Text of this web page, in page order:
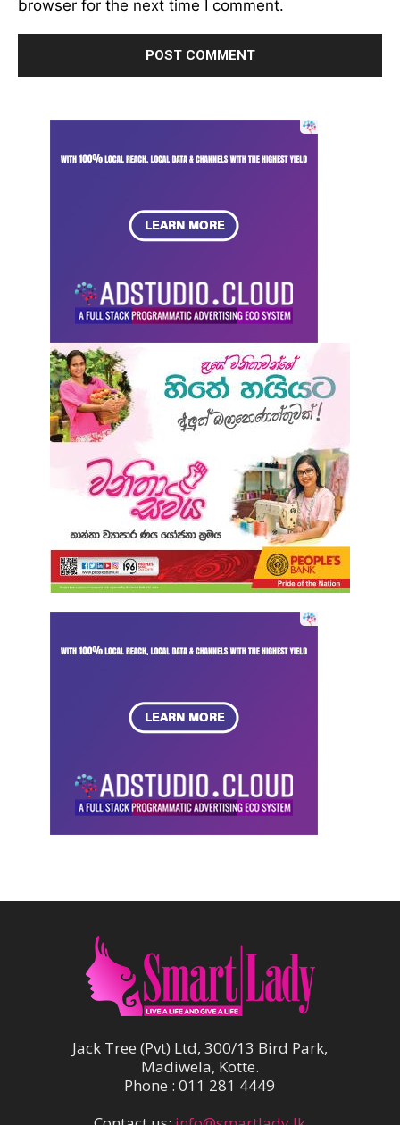
browser for the next time I comment.
Jack Tree (Pvt) Ltd, 300/13 Bird Park,
Madiwela, Kotte.
Phone : 011 281 4449